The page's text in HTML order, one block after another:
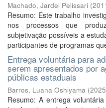
Machado, Jardel Pelissari (
Resumo: Este trabalho
nos processos que
subjetivação possíveis a
participantes de programas
Entrega voluntária para
serem apresentados por
públicas estaduais
Barros, Luana Oshiyama (2025
Resumo: A entrega